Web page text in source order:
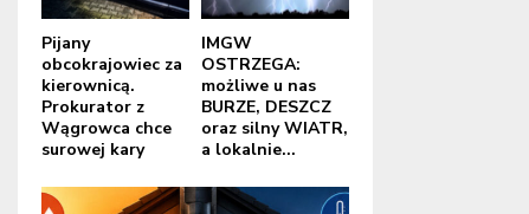
Pijany
obcokrajowiec za
kierownicą.
Prokurator z
Wągrowca chce
surowej kary
IMGW
OSTRZEGA:
możliwe u nas
BURZE, DESZCZ
oraz silny WIATR,
a lokalnie...